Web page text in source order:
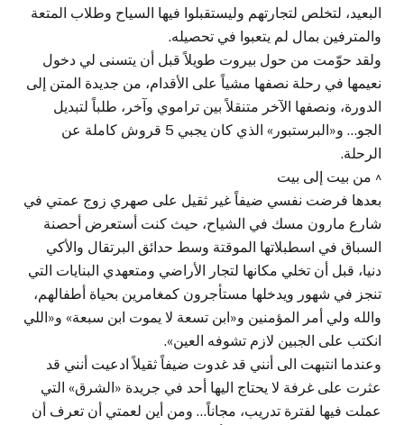
البعيد، لتخلص لتجارتهم وليستقبلوا فيها السياح وطلاب المتعة
والمترفين بمال لم يتعبوا في تحصيله.
ولقد حوّمت من حول بيروت طويلاً قبل أن يتسنى لي دخول
نعيمها في رحلة نصفها مشياً على الأقدام، من جديدة المتن إلى
الدورة، ونصفها الآخر متنقلاً بين تراموي وآخر، طلباً لتبديل
الجو… و«البرستبور» الذي كان يجبي 5 قروش كاملة عن
الرحلة.
^ من بيت إلى بيت
بعدها فرضت نفسي ضيفاً غير ثقيل على صهري زوج عمتي في
شارع مارون مسك في الشياح، حيث كنت أستعرض أحصنة
السباق في اسطبلاتها الموقتة وسط حدائق البرتقال والأكي
دنيا، قبل أن تخلي مكانها لتجار الأراضي ومتعهدي البنايات التي
تنجز في شهور ويدخلها مستأجرون كمغامرين بحياة أطفالهم،
والله ولي أمر المؤمنين و«ابن تسعة لا يموت ابن سبعة» و«اللي
انكتب على الجبين لازم تشوفه العين».
وعندما انتبهت الى أنني قد غدوت ضيفاً ثقيلاً ادعيت أنني قد
عثرت على غرفة لا يحتاج اليها أحد في جريدة «الشرق» التي
عملت فيها لفترة تدريب، مجاناً… ومن أين لعمتي أن تعرف أن